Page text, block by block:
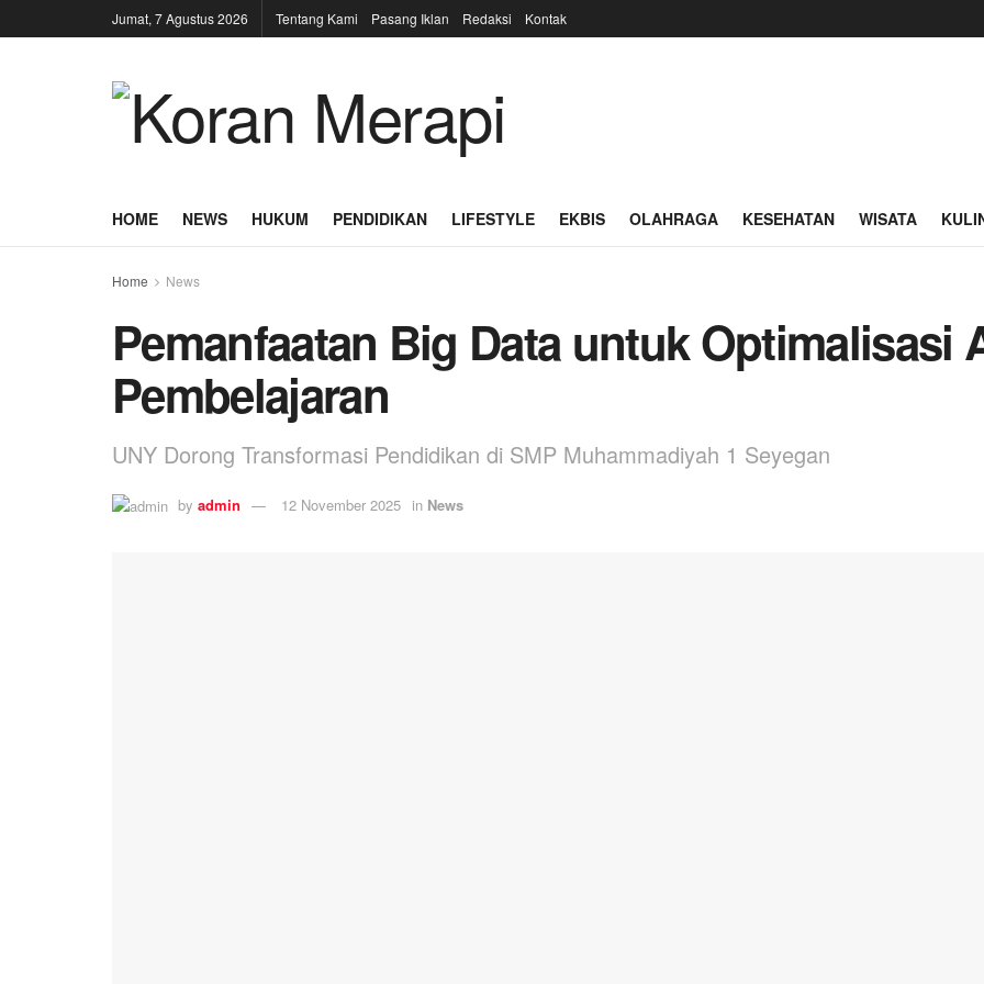
Jumat, 7 Agustus 2026 Tentang Kami Pasang Iklan Redaksi Kontak
HOME NEWS HUKUM PENDIDIKAN LIFESTYLE EKBIS OLAHRAGA KESEHATAN WISATA
Home News
Pemanfaatan Big Data untuk Optimalisasi
Pembelajaran
UNY Dorong Transformasi Pendidikan di SMP Muhammadiyah 1 Seyegan
by admin 12 November 2025 in News